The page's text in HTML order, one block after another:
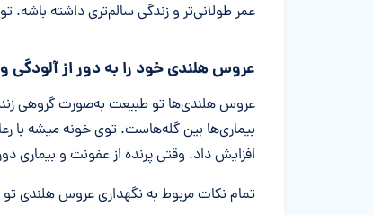
عمر طولانی‌تر و زندگی سالم‌تری داشته باشه.
عروس هلندی خود را به دور از آلودگی و
عروس هلندی‌ها تو طبیعت به‌صورت گروهی
بیماری‌ها بین گله‌هاست. توی خونه میشه با
افزایش داد. وقتی پرنده از عفونت و بیماری دور بمونه، عمرش می‌تونه
تمام نکات مربوط به نگهداری عروس هلندی